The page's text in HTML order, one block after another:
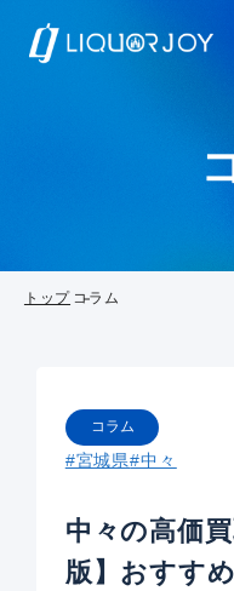
トップ コラム
コラム
#宮城県#中々
中々の高価
版】おすす